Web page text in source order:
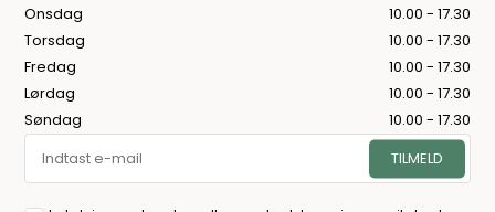
Onsdag
10.00 - 17.30
Torsdag
10.00 - 17.30
Fredag
10.00 - 17.30
Lørdag
10.00 - 17.30
Søndag
10.00 - 17.30